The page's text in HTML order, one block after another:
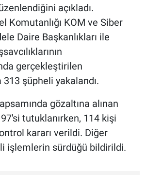
açıkladı.
Komutanlığı KOM ve Siber
Daire Başkanlıkları ile
gerçekleştirilen
şüpheli yakalandı.
gözaltına alınan
tutuklanırken, 114 kişi
kararı verildi. Diğer
işlemlerin sürdüğü bildirildi.